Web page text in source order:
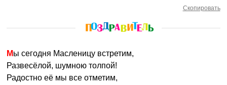
Скопировать
Мы сегодня Масленицу встретим,
Развесёлой, шумною толпой!
Радостно её мы все отметим,